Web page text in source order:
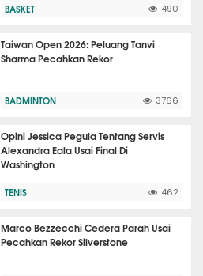
BASKET 490
Taiwan Open 2026: Peluang Tanvi
Sharma Pecahkan Rekor
BADMINTON 3766
Opini Jessica Pegula Tentang Servis
Alexandra Eala Usai Final Di
Washington
TENIS 462
Marco Bezzecchi Cedera Parah Usai
Pecahkan Rekor Silverstone